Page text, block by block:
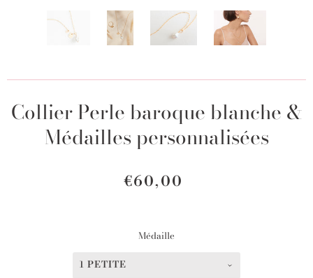
Collier Perle baroque blanche &
Médailles personnalisées
€60,00
Médaille
1 PETITE